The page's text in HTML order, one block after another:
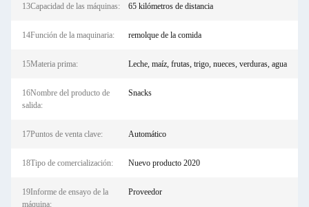
13Capacidad de las máquinas: 65 kilómetros de distancia
14Función de la maquinaria: remolque de la comida
15Materia prima: Leche, maíz, frutas, trigo, nueces, verduras, agua
16Nombre del producto de
salida:
Snacks
17Puntos de venta clave: Automático
18Tipo de comercialización: Nuevo producto 2020
19Informe de ensayo de la
máquina:
Proveedor